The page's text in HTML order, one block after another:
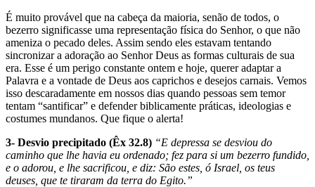
É muito provável que na cabe­ça da maioria, senão de todos, o
bezerro significasse uma representação física do Senhor, o que não
ameniza o pecado deles. Assim sendo eles estavam tentando
sincronizar a adoração ao Senhor Deus as formas culturais de sua
era. Esse é um perigo constante ontem e hoje, querer adaptar a
Palavra e a vontade de Deus aos caprichos e desejos carnais. Vemos
isso descaradamente em nossos dias quando pessoas sem temor
tentam “santificar” e defender biblicamente práticas, ideologias e
costumes mundanos. Que fique o alerta!
3- Desvio precipitado (Êx 32.8) “E depressa se desviou do
caminho que lhe havia eu ordenado; fez para si um bezerro fundido,
e o adorou, e lhe sacrificou, e diz: São estes, ó Israel, os teus
deuses, que te tiraram da terra do Egito.”